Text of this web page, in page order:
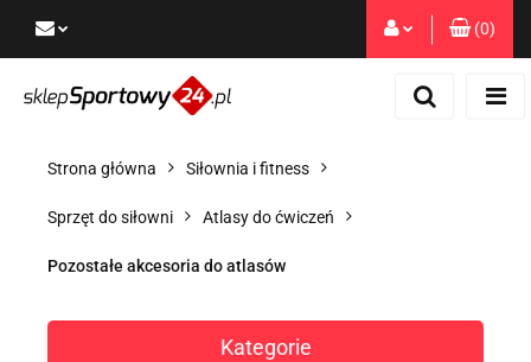
Dodaj zgłoszenie
(0)
Strona główna Siłownia i fitness
Sprzęt do siłowni Atlasy do ćwiczeń
Pozostałe akcesoria do atlasów
Kategorie